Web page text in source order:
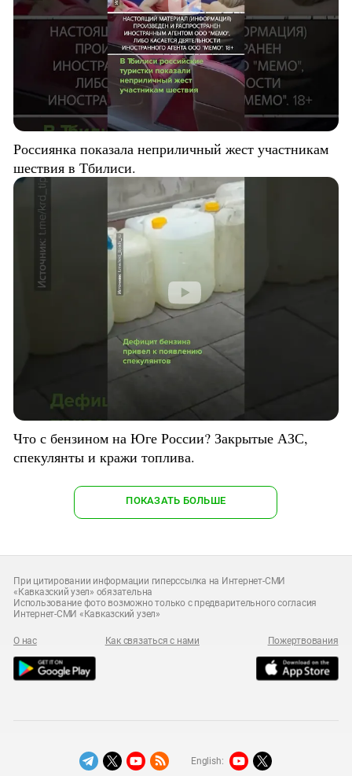
Россиянка показала неприличный жест участникам
шествия в Тбилиси.
Что с бензином на Юге России? Закрытые АЗС,
спекулянты и кражи топлива.
ПОКАЗАТЬ БОЛЬШЕ
При цитировании информации гиперссылка на Интернет-СМИ
«Кавказский узел» обязательна
Использование фото возможно только с предварительного согласия
Интернет-СМИ «Кавказский узел»
О нас Как связаться с нами Пожертвования
English: